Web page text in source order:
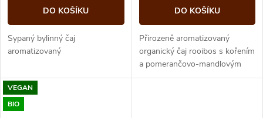
DO KOŠÍKU
Sypaný bylinný čaj
aromatizovaný
DO KOŠÍKU
Přirozeně aromatizovaný
organický čaj rooibos s kořením
a pomerančovo-mandlovým
nádechem.
VEGAN
BIO